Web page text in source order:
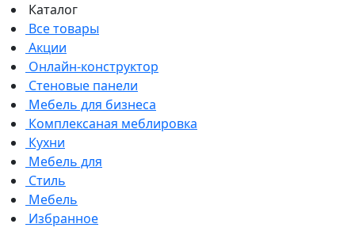
Каталог
Все товары
Акции
Онлайн-конструктор
Стеновые панели
Мебель для бизнеса
Комплексаная меблировка
Кухни
Мебель для
Стиль
Мебель
Избранное